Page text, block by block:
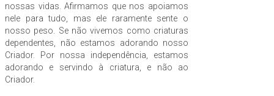
nossas vidas. Afirmamos que nos apoiamos
nele para tudo, mas ele raramente sente o
nosso peso. Se não vivemos como criaturas
dependentes, não estamos adorando nosso
Criador. Por nossa independência, estamos
adorando e servindo à criatura, e não ao
Criador.